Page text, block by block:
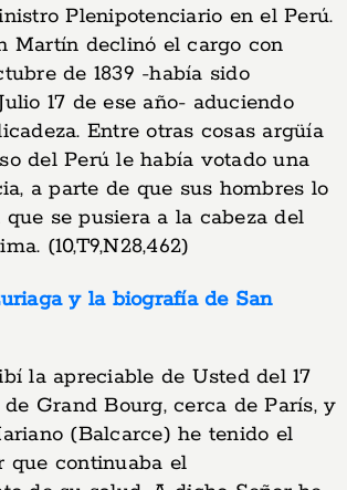
Plenipotenciario en el Perú.
Martín declinó el cargo con
de 1839 -había sido
17 de ese año- aduciendo
Entre otras cosas argüía
del Perú le había votado una
a parte de que sus hombres lo
se pusiera a la cabeza del
(10,T9,N28,462)
y la biografía de San
la apreciable de Usted del 17
Grand Bourg, cerca de París, y
(Balcarce) he tenido el
que continuaba el